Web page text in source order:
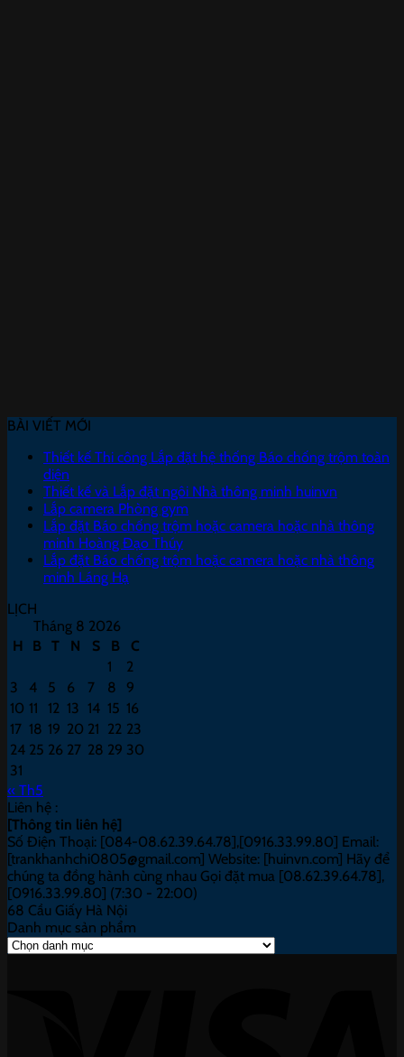
BÀI VIẾT MỚI
Thiết kế Thi công Lắp đặt hệ thống Báo chống trộm toàn
diện
Thiết kế và Lắp đặt ngôi Nhà thông minh huinvn
Lắp camera Phòng gym
Lắp đặt Báo chống trộm hoặc camera hoặc nhà thông
minh Hoàng Đạo Thúy
Lắp đặt Báo chống trộm hoặc camera hoặc nhà thông
minh Láng Hạ
LỊCH
Tháng 8 2026
H
B T N S B
C
1
2
3
4 5 6 7 8
9
10 11 12 13 14 15 16
17 18 19 20 21 22 23
24 25 26 27 28 29 30
31
« Th5
Liên hệ :
[Thông tin liên hệ]
Số Điện Thoại: [084-08.62.39.64.78],[0916.33.99.80] Email:
[trankhanhchi0805@gmail.com] Website: [huinvn.com] Hãy để
chúng ta đồng hành cùng nhau Gọi đặt mua [08.62.39.64.78],
[0916.33.99.80] (7:30 - 22:00)
68 Cầu Giấy Hà Nội
Danh mục sản phẩm